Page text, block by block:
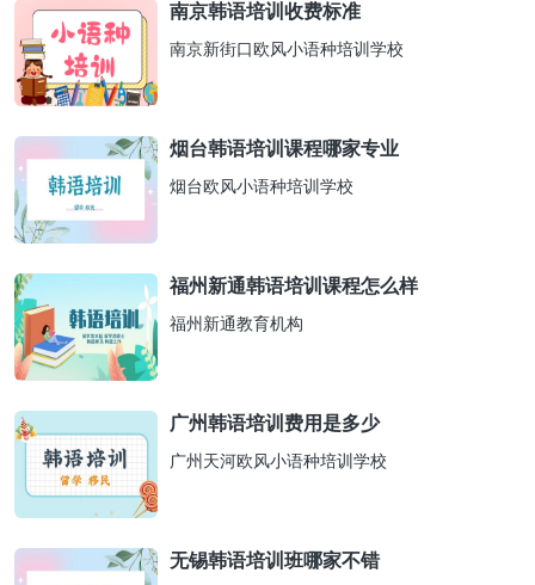
南京韩语培训收费标准
南京新街口欧风小语种培训学校
烟台韩语培训课程哪家专业
烟台欧风小语种培训学校
福州新通韩语培训课程怎么样
福州新通教育机构
广州韩语培训费用是多少
广州天河欧风小语种培训学校
无锡韩语培训班哪家不错